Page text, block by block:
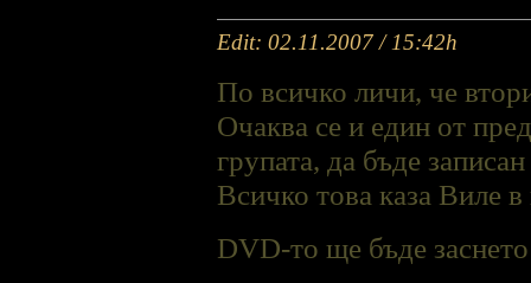
Edit: 02.11.2007 / 15:42h
По всичко личи, че
Очаква се и един от
групата, да бъде
Всичко това каза Виле
DVD-то ще бъде